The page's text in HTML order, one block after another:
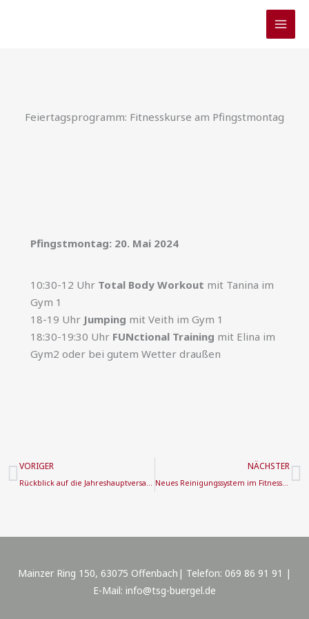
Feiertagsprogramm: Fitnesskurse am Pfingstmontag
Pfingstmontag: 20. Mai 2024
10:30-12 Uhr Total Body Workout mit Tanina im
Gym 1
18-19 Uhr Jumping mit Veith im Gym 1
18:30-19:30 Uhr FUNctional Training mit Elina im
Gym2 oder bei gutem Wetter draußen
Zurück
VORIGER
Rückblick auf die Jahreshauptversammlung der TSG Offenbach-Bürgel 2024
NÄCHSTER
Neues Reinigungssystem im Fitnessraum
Mainzer Ring 150, 63075 Offenbach| Telefon: 069 86 91 91 |
E-Mail: info@tsg-buergel.de